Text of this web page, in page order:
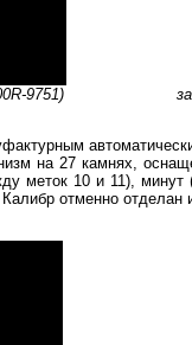
9751)
на 27 камнях,
меток 10 и 11),
отменно отделан